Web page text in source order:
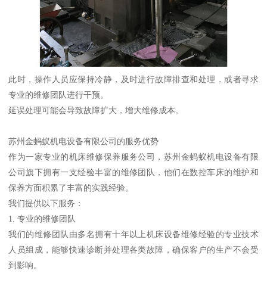
此时，操作人员应保持冷静，及时进行故障排查和处理，或者寻求
专业的维修团队进行干预。
延误处理可能会导致故障扩大，增大维修成本。
苏州金蚂蚁机电设备有限公司的服务优势
作为一家专业的机床维修保养服务公司，苏州金蚂蚁机电设备有限
公司旗下拥有一支经验丰富的维修团队，他们在数控车床的维护和
保养方面积累了丰富的实践经验。
我们提供以下服务：
1. 专业的维修团队
我们的维修团队由多名拥有十年以上机床设备维修经验的专业技术
人员组成，能够快速诊断并处理各类故障，确保客户的生产不会受
到影响。